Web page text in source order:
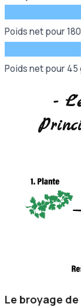
Poids net pour
Poids net pour 45
-
Le broyage